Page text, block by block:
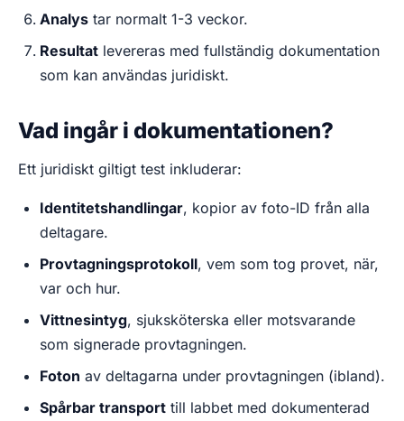
Analys tar normalt 1-3 veckor.
Resultat levereras med fullständig dokumentation
som kan användas juridiskt.
Vad ingår i dokumentationen?
Ett juridiskt giltigt test inkluderar:
Identitetshandlingar, kopior av foto-ID från alla
deltagare.
Provtagningsprotokoll, vem som tog provet, när,
var och hur.
Vittnesintyg, sjuksköterska eller motsvarande
som signerade provtagningen.
Foton av deltagarna under provtagningen (ibland).
Spårbar transport till labbet med dokumenterad